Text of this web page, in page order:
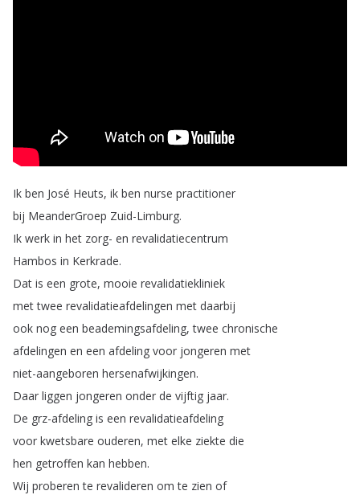
Ik ben José Heuts, ik ben nurse practitioner
bij MeanderGroep Zuid-Limburg.
Ik werk in het zorg- en revalidatiecentrum
Hambos in Kerkrade.
Dat is een grote, mooie revalidatiekliniek
met twee revalidatieafdelingen met daarbij
ook nog een beademingsafdeling,twee chronische
afdelingen en een afdeling voor jongeren met
niet-aangeboren hersenafwijkingen.
Daar liggen jongeren onder de vijftig jaar.
De grz-afdeling is een revalidatieafdeling
voor kwetsbare ouderen, met elke ziekte die
hen getroffen kan hebben.
Wij proberen te revalideren om te zien of